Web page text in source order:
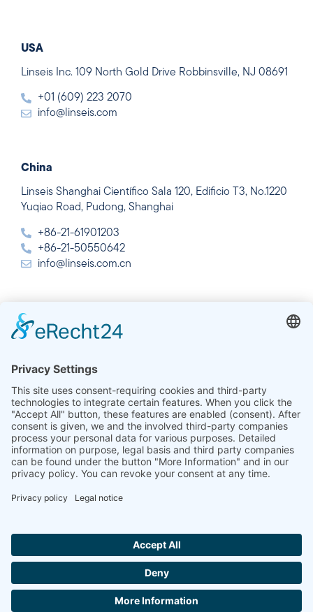
USA
Linseis Inc. 109 North Gold Drive Robbinsville, NJ 08691
+01 (609) 223 2070
info@linseis.com
China
Linseis Shanghai Científico Sala 120, Edificio T3, No.1220
Yuqiao Road, Pudong, Shanghai
+86-21-61901203
+86-21-50550642
info@linseis.com.cn
India
Linseis Thermal Analysis India Pvt. Ltd. Parcela 65, 2ª
Delhi
+91-11-42883851
sales@linseis.in
EMPRESAIMPRENTA
PROTECCIÓN
DE DATOS
CON
NOSOTROS
Hallo ich bin LINAI! Wie kann ich dir